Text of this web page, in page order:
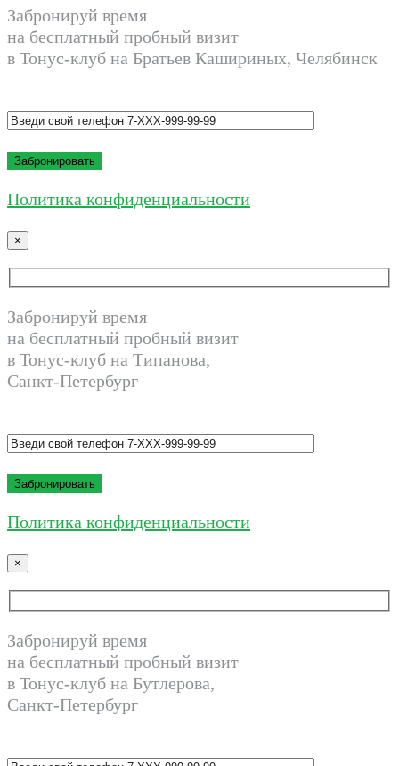
Забронируй время
на бесплатный пробный визит
в Тонус-клуб на Братьев Кашириных, Челябинск
Политика конфиденциальности
×
Забронируй время
на бесплатный пробный визит
в Тонус-клуб на Типанова,
Санкт-Петербург
Политика конфиденциальности
×
Забронируй время
на бесплатный пробный визит
в Тонус-клуб на Бутлерова,
Санкт-Петербург